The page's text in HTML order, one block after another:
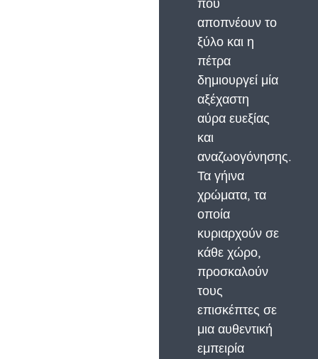
που
αποπνέουν το
ξύλο και η
πέτρα
δημιουργεί μία
αξέχαστη
αύρα ευεξίας
και
αναζωογόνησης.
Τα γήινα
χρώματα, τα
οποία
κυριαρχούν σε
κάθε χώρο,
προσκαλούν
τους
επισκέπτες σε
μια αυθεντική
εμπειρία